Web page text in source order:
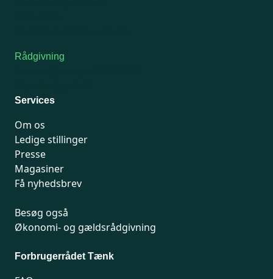
Rådgivning
Services
Om os
Ledige stillinger
Presse
Magasiner
Få nyhedsbrev
Besøg også
Økonomi- og gældsrådgivning
Forbrugerrådet Tænk